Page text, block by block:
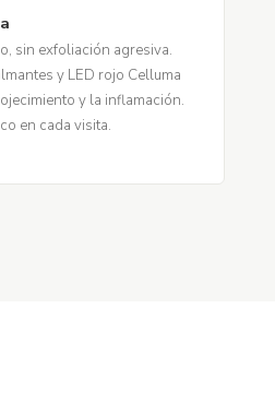
sin exfoliación agresiva.
y LED rojo Celluma
y la inflamación.
en cada visita.